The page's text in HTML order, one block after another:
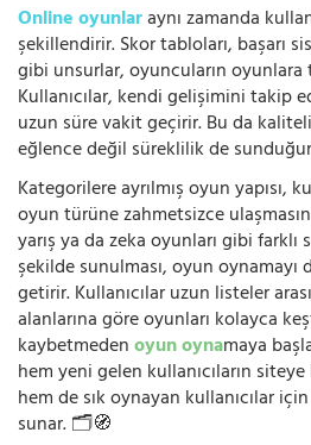
Online oyunlaraynı zamanda
şekillendirir. Skor tabloları, başarı
gibi unsurlar, oyuncuların
Kullanıcılar, kendi gelişimini takip
uzun süre vakit geçirir. Bu da
eğlence değil süreklilik de
Kategorilere ayrılmış oyun yapısı,
oyun türüne zahmetsizce
yarış ya da zeka oyunları gibi
şekilde sunulması, oyun
getirir. Kullanıcılar uzun listeler
alanlarına göre oyunları kolayca
kaybetmedenoyun oynamaya
hem yeni gelen kullanıcıların siteye
hem de sık oynayan kullanıcılar
sunar. 🗂️🧭